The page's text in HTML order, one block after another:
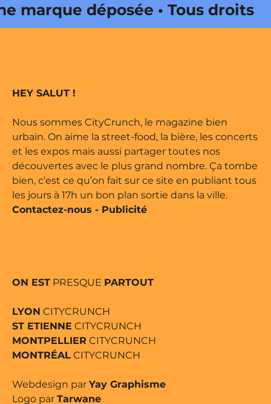
déposée • Tous droits
par Buena Onda Web •
HEY SALUT !
Nous sommes CityCrunch, le magazine bien
urbain. On aime la street-food, la bière, les concerts
et les expos mais aussi partager toutes nos
découvertes avec le plus grand nombre. Ça tombe
bien, c’est ce qu’on fait sur ce site en publiant tous
les jours à 17h un bon plan sortie dans la ville.
Contactez-nous - Publicité
ON EST PRESQUE PARTOUT
LYON CITYCRUNCH
ST ETIENNE CITYCRUNCH
MONTPELLIER CITYCRUNCH
MONTRÉAL CITYCRUNCH
Webdesign par Yay Graphisme
Logo par Tarwane